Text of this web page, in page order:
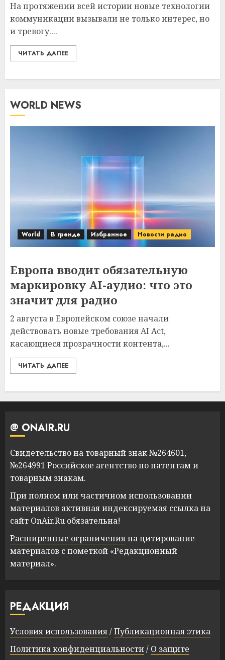
На протяжении всей истории новые технологии
коммуникации вызывали не только интерес, но
и тревогу....
ЧИТАТЬ ДАЛЕЕ
WORLD NEWS
World В тренде Избранное Новости радио
Европа вводит обязательную
маркировку AI-аудио: что это
значит для радио
2 августа в Европейском союзе начали
действовать новые требования AI Act,
касающиеся прозрачности контента,...
ЧИТАТЬ ДАЛЕЕ
@ ONAIR.RU
Свидетельство на товарный знак №264601,
№264991 Российское агентство по патентам и
товарным знакам.
При полном или частичном использовании
материалов активная индексируемая ссылка на
сайт OnAir.Ru обязательна!
Расширенные ограниченияна цитирование
материалов с пометкой «Редакционный
материал».
РЕДАКЦИЯ
Условия использования/Публикационная этика
Политика конфиденциальности/ О защите